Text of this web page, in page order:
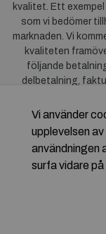
kvalitet. Ett
som vi bedömer
marknaden. Vi
kvaliteten
följande
delbetalning,
dig till oss.
Vi använder
upplevelsen
användningen
surfa vidare